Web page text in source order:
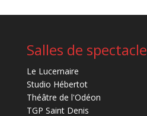
Salles de spectacle
Le Lucernaire
Studio Hébertot
Théâtre de l'Odéon
TGP Saint Denis